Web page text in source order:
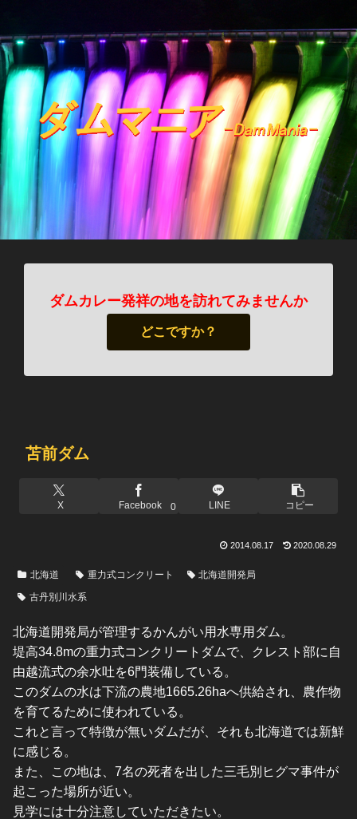
ダムカレー発祥の地を訪れてみませんか
どこですか？
苫前ダム
X Facebook 0 LINE コピー
2014.08.17 2020.08.29
北海道 重力式コンクリート
北海道開発局
古丹別川水系
北海道開発局が管理するかんがい用水専用ダム。
堤高34.8mの重力式コンクリートダムで、クレスト部に自
由越流式の余水吐を6門装備している。
このダムの水は下流の農地1665.26haへ供給され、農作物
を育てるために使われている。
これと言って特徴が無いダムだが、それも北海道では新鮮
に感じる。
また、この地は、7名の死者を出した三毛別ヒグマ事件が
起こった場所が近い。
見学には十分注意していただきたい。